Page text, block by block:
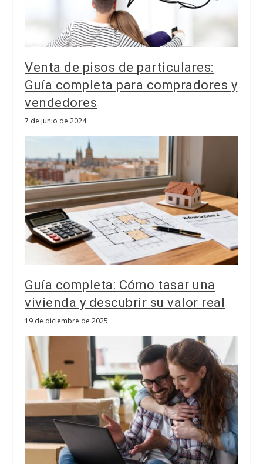
Venta de pisos de particulares:
Guía completa para compradores y
vendedores
7 de junio de 2024
Guía completa: Cómo tasar una
vivienda y descubrir su valor real
19 de diciembre de 2025